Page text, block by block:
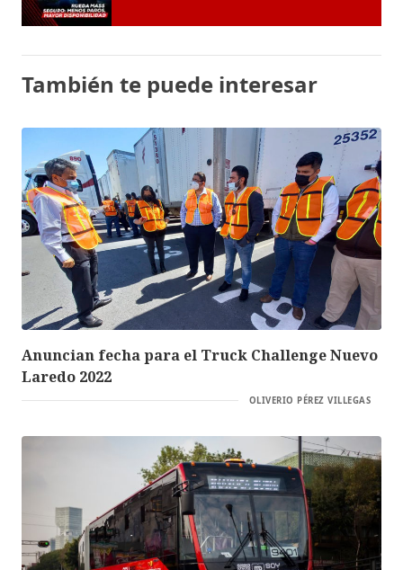
También te puede interesar
Anuncian fecha para el Truck Challenge Nuevo
Laredo 2022
OLIVERIO PÉREZ VILLEGAS